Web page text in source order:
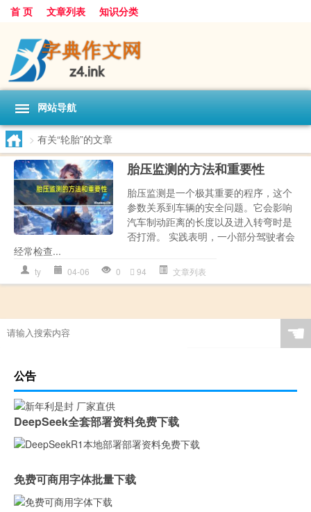
首 页 文章列表 知识分类
网站导航
> 有关“轮胎”的文章
胎压监测的方法和重要性
胎压监测是一个极其重要的程序，这个
参数关系到车辆的安全问题。它会影响
汽车制动距离的长度以及进入转弯时是
否打滑。 实践表明，一小部分驾驶者会
经常检查...
ty 04-06 0 94 文章列表
☚
公告
DeepSeek全套部署资料免费下载
免费可商用字体批量下载